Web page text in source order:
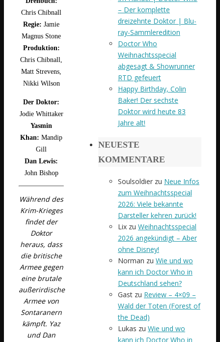
Chris Chibnall
Regie: Jamie
Magnus Stone
Produktion:
Chris Chibnall,
Matt Strevens,
Nikki Wilson
Der Doktor:
Jodie Whittaker
Yasmin
Khan: Mandip
Gill
Dan Lewis:
John Bishop
Während des
Krim-Krieges
findet der
Doktor
heraus, dass
die britische
Armee gegen
eine brutale
außerirdische
Armee von
Sontaranern
kämpft. Yaz
und Dan
– Der komplette
dreizehnte Doktor | Blu-
ray-Sammleredition
Doctor Who
Weihnachtsspecial
abgesagt & Showrunner
RTD gefeuert
Happy Birthday, Colin
Baker! Der sechste
Doktor wird heute 83
Jahre alt!
NEUESTE
KOMMENTARE
Soulsoldier zu Neue Infos
zum Weihnachtsspecial
2026: Viele bekannte
Darsteller kehren zurück!
Lix zu Weihnachtsspecial
2026 angekündigt – Aber
ohne Disney!
Norman zu Wie und wo
kann ich Doctor Who in
Deutschland sehen?
Gast zu Review – 4×09 –
Wald der Toten (Forest of
the Dead)
Lukas zu Wie und wo
kann ich Doctor Who in